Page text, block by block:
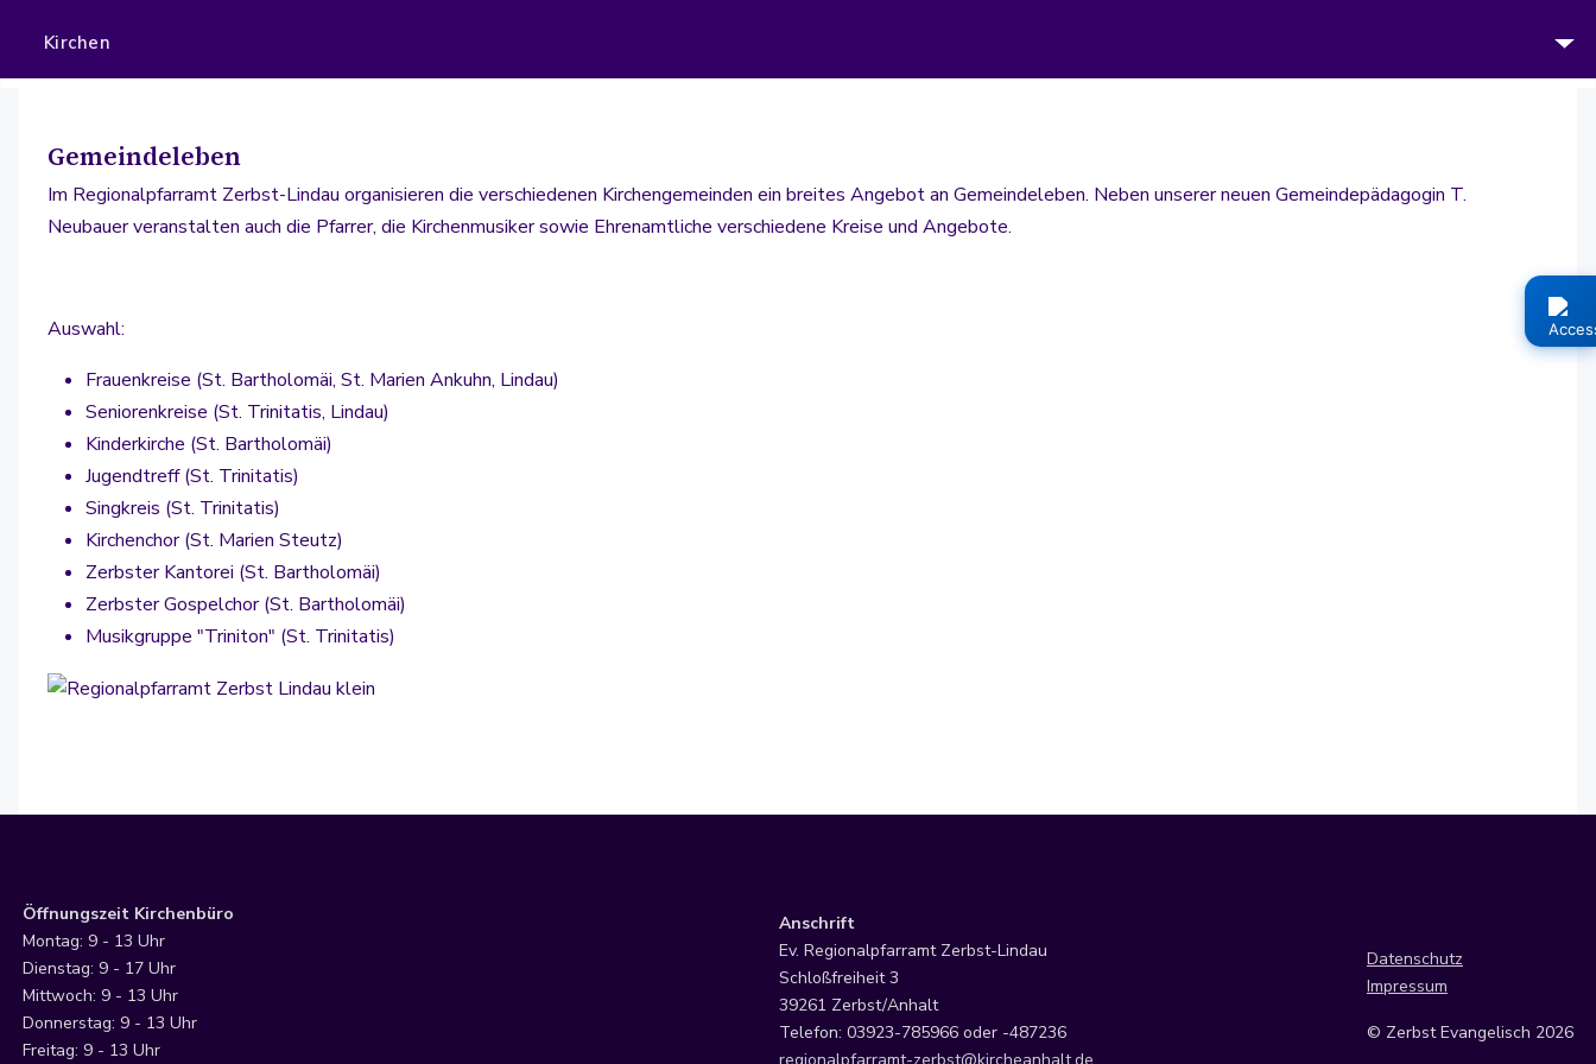
Kirchen
Gemeindeleben
Im Regionalpfarramt Zerbst-Lindau organisieren die verschiedenen Kirchengemeinden ein breites Angebot an Gemeindeleben. Neben unserer neuen Gemeindepädagogin T.
Neubauer veranstalten auch die Pfarrer, die Kirchenmusiker sowie Ehrenamtliche verschiedene Kreise und Angebote.
Auswahl:
Frauenkreise (St. Bartholomäi, St. Marien Ankuhn, Lindau)
Seniorenkreise (St. Trinitatis, Lindau)
Kinderkirche (St. Bartholomäi)
Jugendtreff (St. Trinitatis)
Singkreis (St. Trinitatis)
Kirchenchor (St. Marien Steutz)
Zerbster Kantorei (St. Bartholomäi)
Zerbster Gospelchor (St. Bartholomäi)
Musikgruppe "Triniton" (St. Trinitatis)
Öffnungszeit Kirchenbüro
Montag: 9 - 13 Uhr
Dienstag: 9 - 17 Uhr
Mittwoch: 9 - 13 Uhr
Donnerstag: 9 - 13 Uhr
Freitag: 9 - 13 Uhr
Anschrift
Ev. Regionalpfarramt Zerbst-Lindau
Schloßfreiheit 3
39261 Zerbst/Anhalt
Telefon: 03923-785966 oder -487236
Datenschutz
Impressum
© Zerbst Evangelisch 2026